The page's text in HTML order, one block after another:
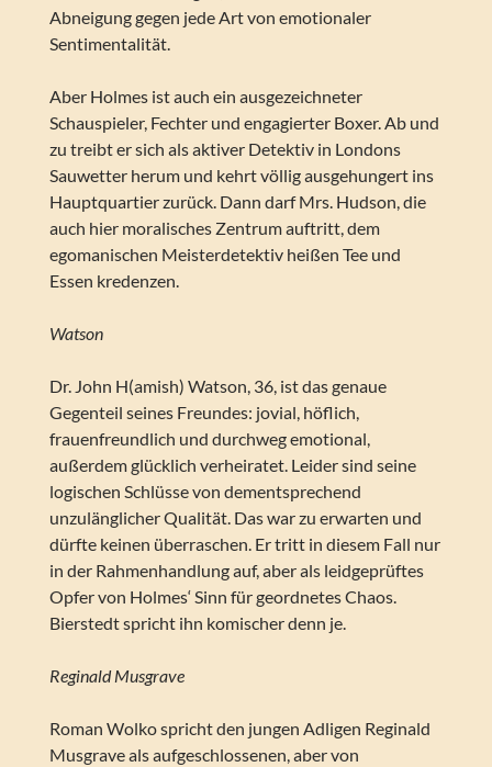
Abneigung gegen jede Art von emotionaler
Sentimentalität.
Aber Holmes ist auch ein ausgezeichneter
Schauspieler, Fechter und engagierter Boxer. Ab und
zu treibt er sich als aktiver Detektiv in Londons
Sauwetter herum und kehrt völlig ausgehungert ins
Hauptquartier zurück. Dann darf Mrs. Hudson, die
auch hier moralisches Zentrum auftritt, dem
egomanischen Meisterdetektiv heißen Tee und
Essen kredenzen.
Watson
Dr. John H(amish) Watson, 36, ist das genaue
Gegenteil seines Freundes: jovial, höflich,
frauenfreundlich und durchweg emotional,
außerdem glücklich verheiratet. Leider sind seine
logischen Schlüsse von dementsprechend
unzulänglicher Qualität. Das war zu erwarten und
dürfte keinen überraschen. Er tritt in diesem Fall nur
in der Rahmenhandlung auf, aber als leidgeprüftes
Opfer von Holmes‘ Sinn für geordnetes Chaos.
Bierstedt spricht ihn komischer denn je.
Reginald Musgrave
Roman Wolko spricht den jungen Adligen Reginald
Musgrave als aufgeschlossenen, aber von